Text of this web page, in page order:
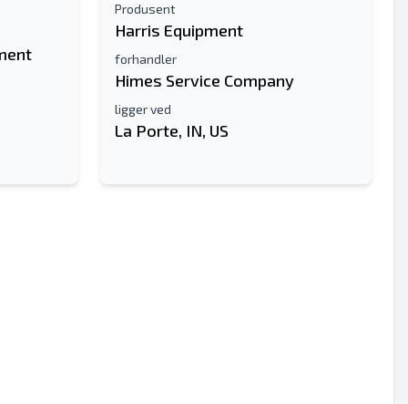
Produsent
Harris Equipment
forhandler
Himes Service Company
ligger ved
La Porte, IN, US